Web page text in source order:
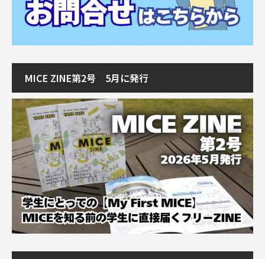
MICE ZINE第2号 5月に発行